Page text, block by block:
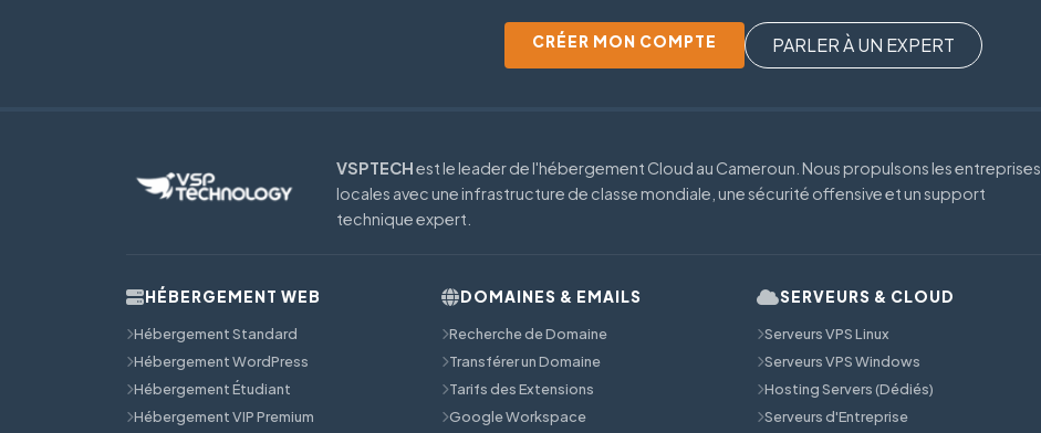
CRÉER MON COMPTE PARLER À UN EXPERT
VSPTECHest le leader de l'hébergement Cloud au Cameroun. Nous propulsons les entreprises
locales avec une infrastructure de classe mondiale, une sécurité offensive et un support
technique expert.
HÉBERGEMENT WEB
Hébergement Standard
Hébergement WordPress
Hébergement Étudiant
Hébergement VIP Premium
DOMAINES & EMAILS
Recherche de Domaine
Transférer un Domaine
Tarifs des Extensions
Google Workspace
SERVEURS & CLOUD
Serveurs VPS Linux
Serveurs VPS Windows
Hosting Servers (Dédiés)
Serveurs d'Entreprise